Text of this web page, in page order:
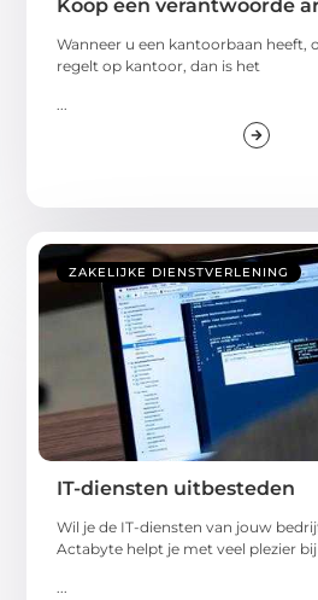
Koop een verantwoorde
Wanneer u een kantoorbaan heeft,
regelt op kantoor, dan is het
...
ZAKELIJKE DIENSTVERLENING
IT-diensten uitbesteden
Wil je de IT-diensten van jouw
Actabyte helpt je met veel plezier bij
...